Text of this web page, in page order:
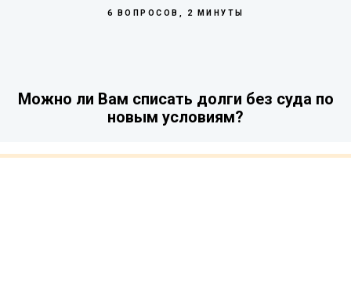
6 ВОПРОСОВ, 2 МИНУТЫ
Можно ли Вам списать долги без суда по
новым условиям?